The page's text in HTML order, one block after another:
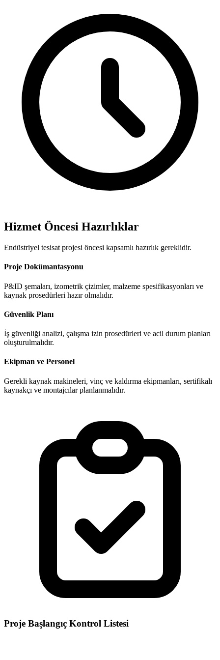
Hizmet Öncesi Hazırlıklar
Endüstriyel tesisat projesi öncesi kapsamlı hazırlık gereklidir.
Proje Dokümantasyonu
P&ID şemaları, izometrik çizimler, malzeme spesifikasyonları ve
kaynak prosedürleri hazır olmalıdır.
Güvenlik Planı
İş güvenliği analizi, çalışma izin prosedürleri ve acil durum planları
oluşturulmalıdır.
Ekipman ve Personel
Gerekli kaynak makineleri, vinç ve kaldırma ekipmanları, sertifikalı
kaynakçı ve montajcılar planlanmalıdır.
Proje Başlangıç Kontrol Listesi